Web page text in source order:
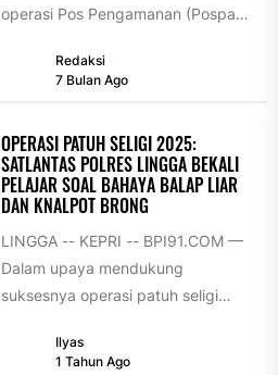
operasi Pos Pengamanan (Pospam)
Pondok Gede...
Redaksi
7 Bulan Ago
OPERASI PATUH SELIGI 2025:
SATLANTAS POLRES LINGGA BEKALI
PELAJAR SOAL BAHAYA BALAP LIAR
DAN KNALPOT BRONG
LINGGA -- KEPRI -- BPI91.COM —
Dalam upaya mendukung
suksesnya operasi patuh seligi
Lalu Lintas kembali...
Ilyas
1 Tahun Ago